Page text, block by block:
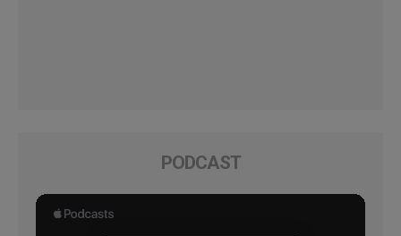
PODCAST